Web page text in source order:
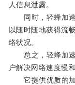
人信息泄露。
同时，轻蜂加速
以随时随地获得流
络状况。
总之，轻蜂加速
户解决网络速度慢
它提供优质的加